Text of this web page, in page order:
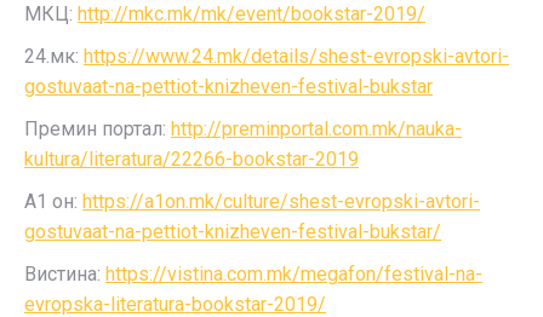
МКЦ: http://mkc.mk/mk/event/bookstar-2019/
24.мк: https://www.24.mk/details/shest-evropski-avtori-
gostuvaat-na-pettiot-knizheven-festival-bukstar
Премин портал: http://preminportal.com.mk/nauka-
kultura/literatura/22266-bookstar-2019
А1 он: https://a1on.mk/culture/shest-evropski-avtori-
gostuvaat-na-pettiot-knizheven-festival-bukstar/
Вистина: https://vistina.com.mk/megafon/festival-na-
evropska-literatura-bookstar-2019/